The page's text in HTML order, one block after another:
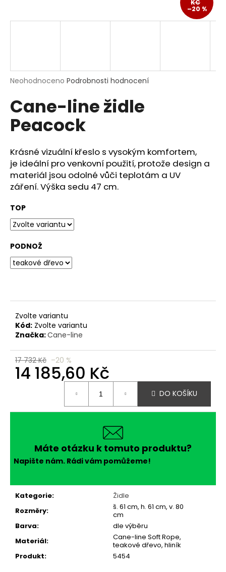
Průměrné
produktu
je
0,0
hvězdiček.
Neohodnoceno Podrobnosti hodnocení
Cane-line židle
Peacock
Krásné vizuální křeslo s vysokým komfortem,
je ideální pro venkovní použití, protože design a
materiál jsou odolné vůči teplotám a UV
záření.Výška sedu 47 cm.
TOP
PODNOŽ
Zvolte variantu
Kód: Zvolte variantu
Značka:Cane-line
17 732 Kč –20 %
14 185,60 Kč
DO KOŠÍKU
Máte otázku k tomuto produktu?
Napište nám. Rádi vám pomůžeme!
Kategorie:
Židle
Rozměry:
š. 61 cm, h. 61 cm, v. 80
cm
Barva:
dle výběru
Materiál:
Cane-line Soft Rope,
teakové dřevo, hliník
Produkt: 5454
KČ
–20 %
j
D
o
p
o
r
u
č
j
e
m